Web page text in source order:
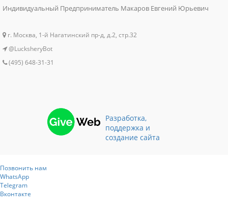
Индивидуальный Предприниматель Макаров Евгений Юрьевич
г. Москва, 1-й Нагатинский пр-д, д.2, стр.32
@LucksheryBot
(495) 648-31-31
Разработка,
поддержка и
создание сайта
Позвонить нам
WhatsApp
Telegram
Вконтакте